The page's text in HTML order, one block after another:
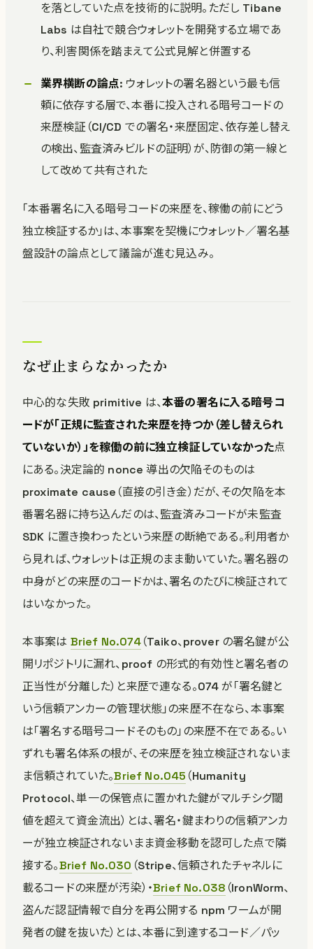
を落としていた点を技術的に説明。ただし Tibane
Labs は自社で競合ウォレットを開発する立場であ
り、利害関係を踏まえて公式見解と併置する
業界横断の論点: ウォレットの署名器という最も信
頼に依存する層で、本番に投入される暗号コードの
来歴検証（CI/CD での署名・来歴固定、依存差し替え
の検出、監査済みビルドの証明）が、防御の第一線と
して改めて共有された
「本番署名に入る暗号コードの来歴を、稼働の前にどう
独立検証するか」は、本事案を契機にウォレット／署名基
盤設計の論点として議論が進む見込み。
なぜ止まらなかったか
中心的な失敗 primitive は、本番の署名に入る暗号コ
ードが「正規に監査された来歴を持つか（差し替えられ
ていないか）」を稼働の前に独立検証していなかった点
にある。決定論的 nonce 導出の欠陥そのものは
proximate cause（直接の引き金）だが、その欠陥を本
番署名器に持ち込んだのは、監査済みコードが未監査
SDK に置き換わったという来歴の断絶である。利用者か
ら見れば、ウォレットは正規のまま動いていた。署名器の
中身がどの来歴のコードかは、署名のたびに検証されて
はいなかった。
本事案は Brief No.074（Taiko、prover の署名鍵が公
開リポジトリに漏れ、proof の形式的有効性と署名者の
正当性が分離した）と来歴で連なる。074 が「署名鍵と
いう信頼アンカーの管理状態」の来歴不在なら、本事案
は「署名する暗号コードそのもの」の来歴不在である。い
ずれも署名体系の根が、その来歴を独立検証されないま
ま信頼されていた。Brief No.045 （Humanity
Protocol、単一の保管点に置かれた鍵がマルチシグ閾
値を超えて資金流出）とは、署名・鍵まわりの信頼アンカ
ーが独立検証されないまま資金移動を認可した点で隣
接する。Brief No.030 （Stripe、信頼されたチャネルに
載るコードの来歴が汚染）・Brief No.038 （IronWorm、
盗んだ認証情報で自分を再公開する npm ワームが開
発者の鍵を抜いた）とは、本番に到達するコード／パッ